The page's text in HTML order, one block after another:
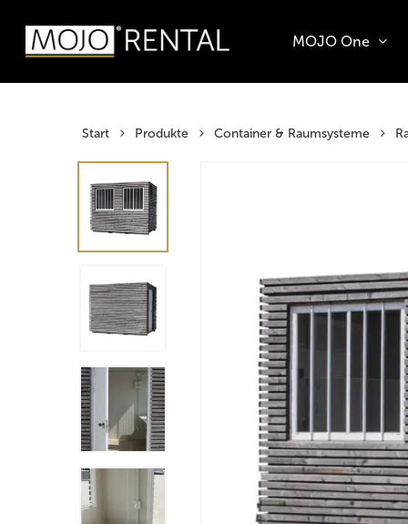
springen
Navigation
springen
main
content
MOJO One
Start Produkte Container & Raumsysteme